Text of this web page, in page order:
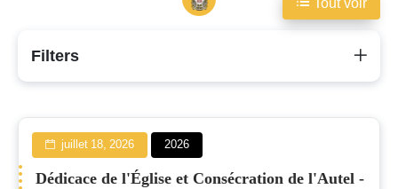
2026
Filters
juillet 18, 2026 2026
Dédicace de l'Église et Consécration de l'Autel -